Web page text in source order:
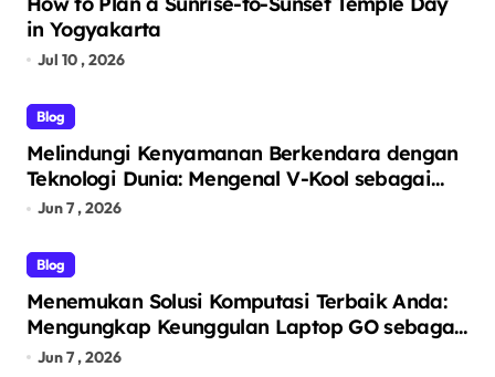
in Yogyakarta
Jul 10 , 2026
Blog
Melindungi Kenyamanan Berkendara dengan
Teknologi Dunia: Mengenal V-Kool sebagai
Pelopor Kaca Film Otomotif Premium
Jun 7 , 2026
Blog
Menemukan Solusi Komputasi Terbaik Anda:
Mengungkap Keunggulan Laptop GO sebagai
Tempat Beli Laptop Terpercaya
Jun 7 , 2026